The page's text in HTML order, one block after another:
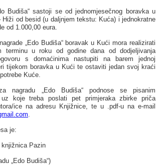
Budiša“ sastoji se od jednomjesečnog boravka u
Hiži od besid (u daljnjem tekstu: Kuća) i jednokratne
od 1.000,00 eura.
„Edo Budiša“ boravak u Kući mora realizirati
terminu u roku od godine dana od dodjeljivanja
s domaćinima nastupiti na barem jednoj
tijekom boravka u Kući te ostaviti jedan svoj kraći
Kuće.
nagradu „Edo Budiša“ podnose se pisanim
uz koje treba poslati pet primjeraka zbirke priča
ice na adresu Knjižnice, te u .pdf-u na e-mail
.
je:
knjižnica Pazin
„Edo Budiša“)